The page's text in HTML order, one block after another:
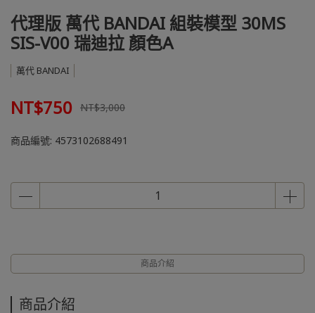
代理版 萬代 BANDAI 組裝模型 30MS
SIS-V00 瑞迪拉 顏色A
萬代 BANDAI
NT$750 NT$3,000
商品編號: 4573102688491
商品介紹
商品介紹